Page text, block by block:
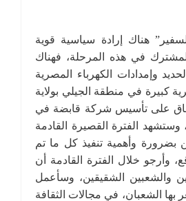
هناك إرادة سياسية قوية
في هذه المرحلة، فهناك
وإمدادات الكهرباء المصرية
كبيرة في منطقة الجيلي بولاية
اتفاق على تأسيس شركة قابضة في
وستشهد الفترة القصيرة القادمة
بضرورة وأهمية تنفيذ كل ما تم
وأرجو خلال الفترة القادمة أن
والشعبين الشقيقين، وسأعمل
الشعبان، في مجالات الثقافة